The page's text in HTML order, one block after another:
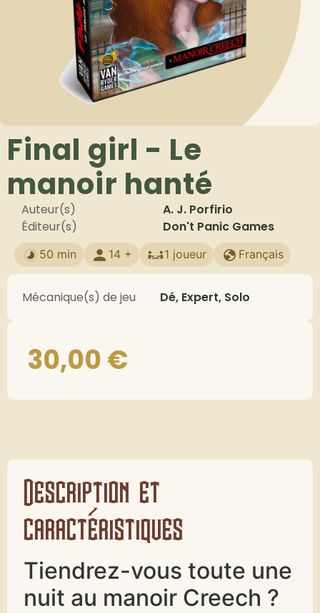
Final girl - Le
manoir hanté
Auteur(s)
A. J. Porfirio
Éditeur(s)
Don't Panic Games
50 min 14 + 1 joueur Français
Mécanique(s) de jeu Dé, Expert, Solo
30,00€
Description et
caractéristiques
Tiendrez-vous toute une
nuit au manoir Creech ?